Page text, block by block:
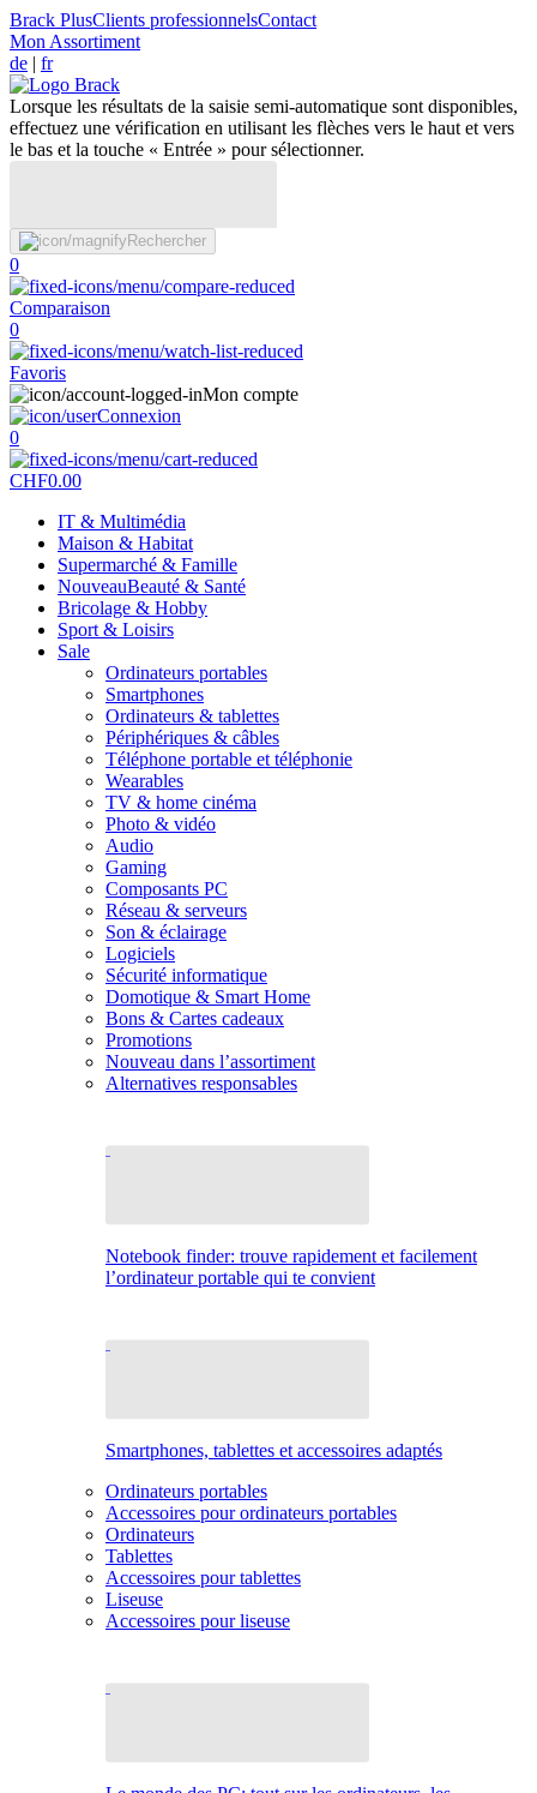
Brack PlusClients professionnelsContact
Mon Assortiment
de | fr
Lorsque les résultats de la saisie semi-automatique sont disponibles,
effectuez une vérification en utilisant les flèches vers le haut et vers
le bas et la touche « Entrée » pour sélectionner.
Rechercher
0
Comparaison
0
Favoris
Mon compte
Connexion
0
CHF0.00
IT & Multimédia
Maison & Habitat
Supermarché & Famille
NouveauBeauté & Santé
Bricolage & Hobby
Sport & Loisirs
Sale
Ordinateurs portables
Smartphones
Ordinateurs & tablettes
Périphériques & câbles
Téléphone portable et téléphonie
Wearables
TV & home cinéma
Photo & vidéo
Audio
Gaming
Composants PC
Réseau & serveurs
Son & éclairage
Logiciels
Sécurité informatique
Domotique & Smart Home
Bons & Cartes cadeaux
Promotions
Nouveau dans l’assortiment
Alternatives responsables
Notebook finder: trouve rapidement et facilement
l’ordinateur portable qui te convient
Smartphones, tablettes et accessoires adaptés
Ordinateurs portables
Accessoires pour ordinateurs portables
Ordinateurs
Tablettes
Accessoires pour tablettes
Liseuse
Accessoires pour liseuse